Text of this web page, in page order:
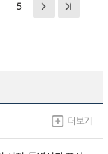
5
더보기